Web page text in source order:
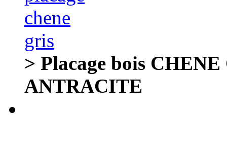
> Placage bois
ANTRACITE